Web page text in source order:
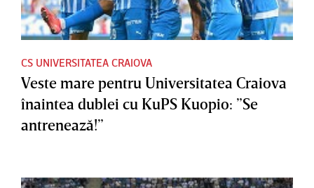
CS UNIVERSITATEA CRAIOVA
Veste mare pentru Universitatea Craiova
înaintea dublei cu KuPS Kuopio: ”Se
antrenează!”